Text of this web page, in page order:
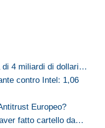
di 4 miliardi di dollari…
contro Intel: 1,06
Europeo?
fatto cartello da…